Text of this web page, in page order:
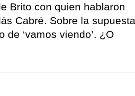
Brito con quien hablaron
Cabré. Sobre la supuesta
‘vamos viendo’. ¿O